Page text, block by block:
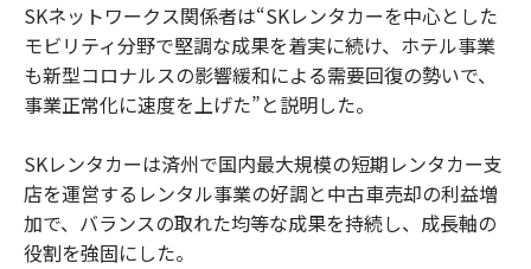
SKネットワークス関係者は“SKレンタカーを中心とした
モビリティ分野で堅調な成果を着実に続け、ホテル事業
も新型コロナルスの影響緩和による需要回復の勢いで、
事業正常化に速度を上げた”と説明した。
SKレンタカーは済州で国内最大規模の短期レンタカー支
店を運営するレンタル事業の好調と中古車売却の利益増
加で、バランスの取れた均等な成果を持続し、成長軸の
役割を強固にした。